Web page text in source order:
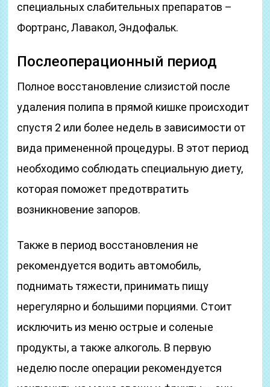
специальных слабительных препаратов –
Фортранс, Лавакол, Эндофальк.
Послеоперационный период
Полное восстановление слизистой после
удаления полипа в прямой кишке происходит
спустя 2 или более недель в зависимости от
вида примененной процедуры. В этот период
необходимо соблюдать специальную диету,
которая поможет предотвратить
возникновение запоров.
Также в период восстановления не
рекомендуется водить автомобиль,
поднимать тяжести, принимать пищу
нерегулярно и большими порциями. Стоит
исключить из меню острые и соленые
продукты, а также алкоголь. В первую
неделю после операции рекомендуется